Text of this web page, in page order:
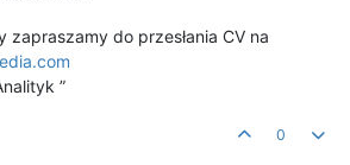
zapraszamy do przesłania CV na
”
0